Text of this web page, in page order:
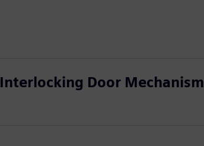
Interlocking Door Mechanism